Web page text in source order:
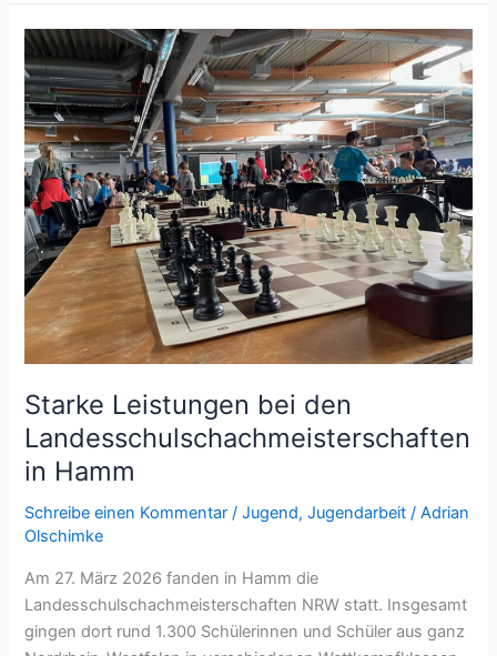
Steinfurt
Starke Leistungen bei den
Landesschulschachmeisterschaften
in Hamm
Schreibe einen Kommentar /Jugend,Jugendarbeit /Adrian
Olschimke
Am 27. März 2026 fanden in Hamm die
Landesschulschachmeisterschaften NRW statt. Insgesamt
gingen dort rund 1.300 Schülerinnen und Schüler aus ganz